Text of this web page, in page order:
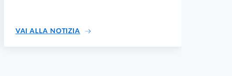
DI PARMA PER SOSTENERE LA RICERCA UNIVERSITARIA
VAI ALLA NOTIZIA WELCOME DAY - LEZIONE ZERO